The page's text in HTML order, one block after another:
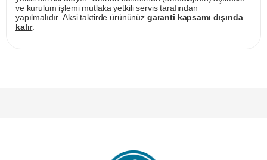
ve kurulum işlemi mutlaka yetkili servis tarafından
yapılmalıdır. Aksi taktirde ürününüz garanti kapsamı dışında
kalır.